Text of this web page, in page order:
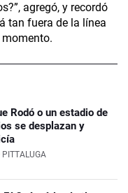
agregó, y recordó
tan fuera de la línea
Rodó o un estadio de
se desplazan y